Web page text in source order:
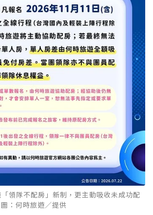
領隊不配房」新制，更主動吸收未成功配
：何時旅遊／提供